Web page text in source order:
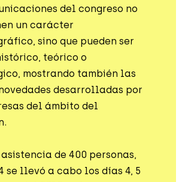
del congreso no
un carácter
sino que pueden ser
teórico o
mostrando también las
desarrolladas por
del ámbito del
de 400 personas,
se llevó a cabo los días 4, 5